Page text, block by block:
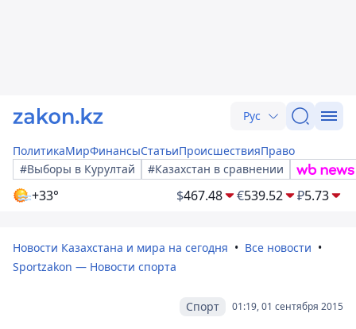
Рус
ПолитикаМирФинансыСтатьиПроисшествияПраво
#Выборы в Курултай
#Казахстан в сравнении
+33° $467.48 €539.52 ₽5.73
Новости Казахстана и мира на сегодня
Все новости
Sportzakon — Новости спорта
01:19, 01 сентября 2015
Спорт